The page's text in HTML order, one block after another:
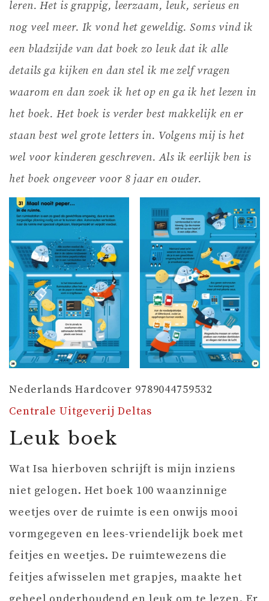
leren. Het is grappig, leerzaam, leuk, serieus en
nog veel meer. Ik vond het geweldig. Soms vind ik
een bladzijde van dat boek zo leuk dat ik alle
details ga kijken en dan stel ik me zelf vragen
waarom en dan zoek ik het op en ga ik het lezen in
het boek. Het boek is verder best makkelijk en er
staan best wel grote letters in. Volgens mij is het
wel voor kinderen geschreven. Als ik eerlijk ben is
het boek ongeveer voor 8 jaar en ouder.
Nederlands Hardcover 9789044759532
Centrale Uitgeverij Deltas
Leuk boek
Wat Isa hierboven schrijft is mijn inziens
niet gelogen. Het boek 100 waanzinnige
weetjes over de ruimte is een onwijs mooi
vormgegeven en lees-vriendelijk boek met
feitjes en weetjes. De ruimtewezens die
feitjes afwisselen met grapjes, maakte het